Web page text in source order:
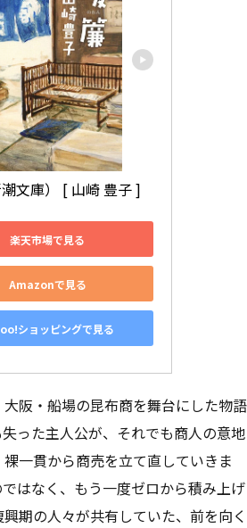
文庫） [ 山崎 豊子 ]
楽天市場で見る
Amazonで見る
ショッピングで見る
阪・船場の昆布商を舞台にした物語
った主人公が、それでも商人の意地
一貫から商売を立て直していきま
はなく、もう一度ゼロから積み上げ
期の人々が共有していた、前を向く